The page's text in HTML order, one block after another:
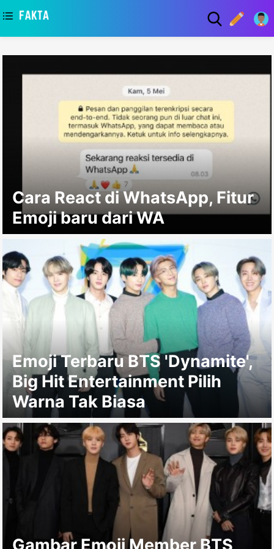
Cara React di WhatsApp, Fitur
Emoji baru dari WA
Emoji Terbaru BTS 'Dynamite',
Big Hit Entertainment Pilih
Warna Tak Biasa